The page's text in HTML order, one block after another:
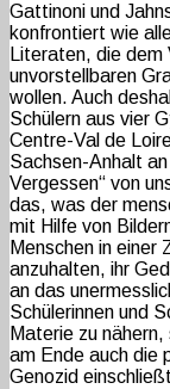
Gattinoni und
konfrontiert wie
Literaten, die dem
unvorstellbaren
wollen. Auch
Schülern aus vier
Centre-Val de
Sachsen-Anhalt
Vergessen“ von
das, was der
mit Hilfe von
Menschen in einer
anzuhalten, ihr
an das
Schülerinnen und
Materie zu
am Ende auch die
Genozid